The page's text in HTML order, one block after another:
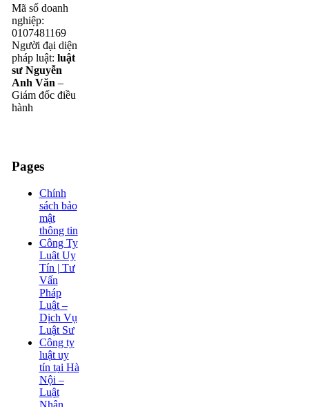
Mã số doanh
nghiệp:
0107481169
Người đại diện
pháp luật: luật
sư Nguyễn
Anh Văn –
Giám đốc điều
hành
Pages
Chính
sách bảo
mật
thông tin
Công Ty
Luật Uy
Tín | Tư
Vấn
Pháp
Luật –
Dịch Vụ
Luật Sư
Công ty
luật uy
tín tại Hà
Nội –
Luật
Nhân